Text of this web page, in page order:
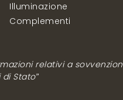
Illuminazione
Complementi
relativi a
Stato”